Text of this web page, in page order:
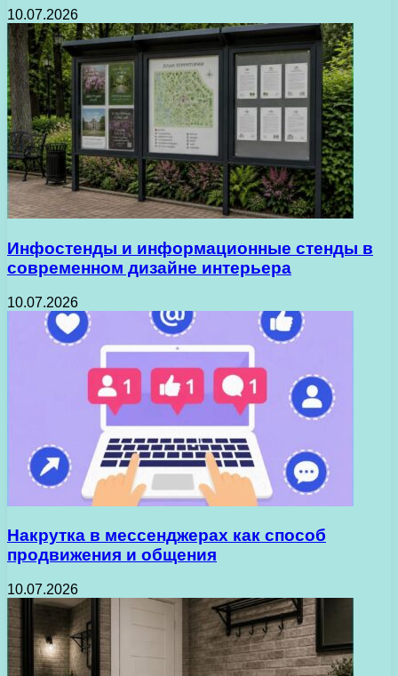
10.07.2026
Инфостенды и информационные стенды в
современном дизайне интерьера
10.07.2026
Накрутка в мессенджерах как способ
продвижения и общения
10.07.2026